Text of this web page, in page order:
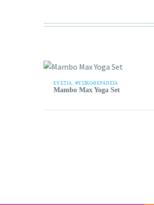
ΕΥΕΞΊΑ ΦΥΣΙΚΟΘΕΡΑΠΕΙΑ
Mambo Max Yoga Set